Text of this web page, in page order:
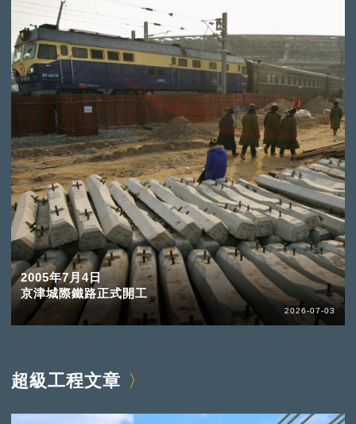
2005年7月4日
京津城際鐵路正式開工
2026-07-03
超級工程文章